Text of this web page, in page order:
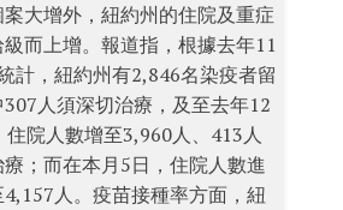
大增外，紐約州的住院及重症
級而上增。報道指，根據去年11
計，紐約州有2,846名染疫者留
人須深切治療，及至去年12
住院人數增至3,960人、413人
；而在本月5日，住院人數進
人。疫苗接種率方面，紐